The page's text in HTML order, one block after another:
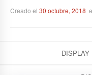
Creado el 30 octubre, 2018
DISPLAY